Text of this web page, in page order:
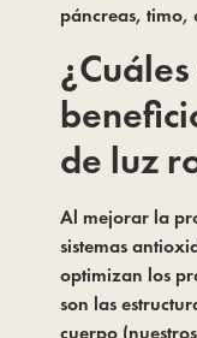
páncreas, timo,
de luz
Al mejorar la
sistemas
optimizan los
son las